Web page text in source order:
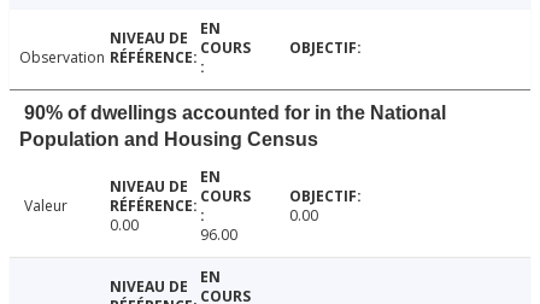
Observation
90% of dwellings accounted for in the National
Population and Housing Census
Valeur
0.00
96.00
0.00